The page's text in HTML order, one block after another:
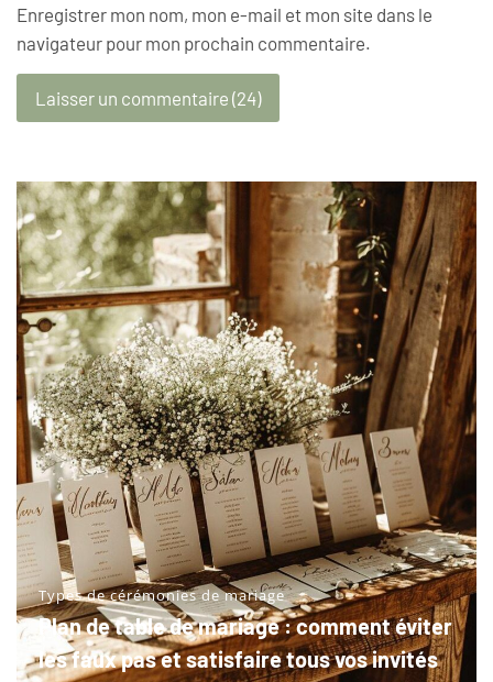
Enregistrer mon nom, mon e-mail et mon site dans le
navigateur pour mon prochain commentaire.
Types de cérémonies de mariage
Plan de table de mariage : comment éviter
les faux pas et satisfaire tous vos invités